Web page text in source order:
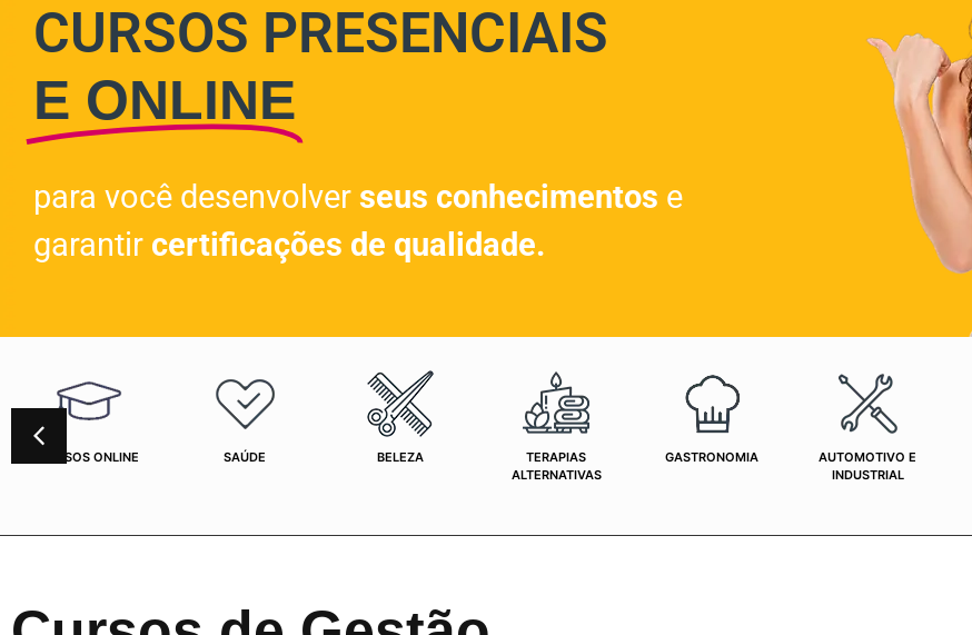
CURSOS PRESENCIAIS
E ONLINE
para você desenvolver seus conhecimentos e
garantir certificações de qualidade.
CURSOS ONLINE SAÚDE BELEZA
TERAPIAS
ALTERNATIVAS
GASTRONOMIA
AUTOMOTIVO E
INDUSTRIAL